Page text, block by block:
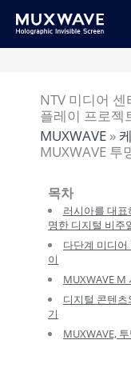
NTV 미디어 센
플레이 프로젝
MUXWAVE »
MUXWAVE 투
목차
러시아를 대
명한 디지털 비주
다단계 미디어
이
MUXWAVE M
디지털 콘텐
기
MUXWAVE,